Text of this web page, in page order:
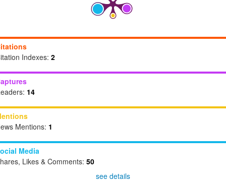
Indexes: 2
14
Mentions: 1
Media
Likes & Comments: 50
see details